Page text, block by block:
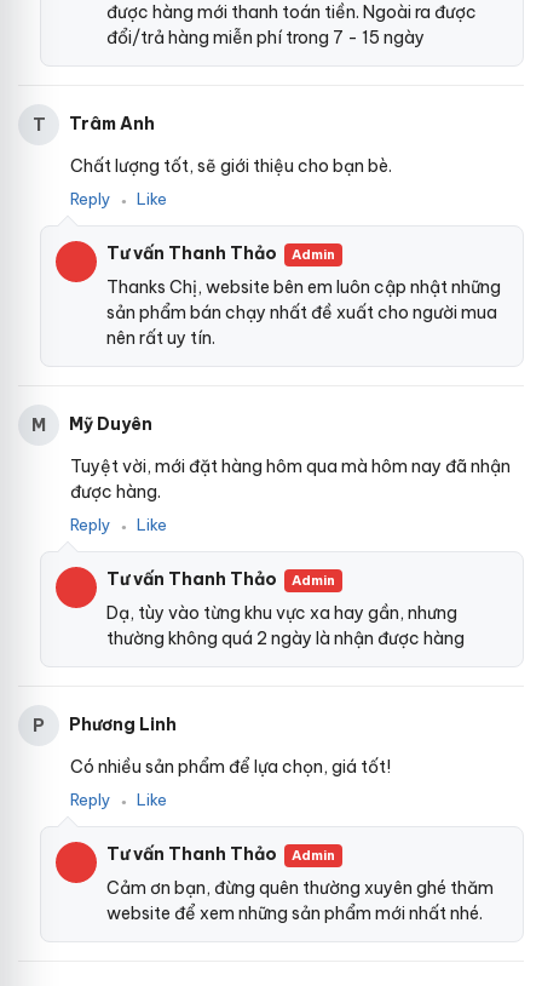
được hàng mới thanh toán tiền. Ngoài ra được
đổi/trả hàng miễn phí trong 7 - 15 ngày
T
Trâm Anh
Chất lượng tốt, sẽ giới thiệu cho bạn bè.
Reply ● Like
Tư vấn Thanh Thảo Admin
Thanks Chị, website bên em luôn cập nhật những
sản phẩm bán chạy nhất đề xuất cho người mua
nên rất uy tín.
M
Mỹ Duyên
Tuyệt vời, mới đặt hàng hôm qua mà hôm nay đã nhận
được hàng.
Reply ● Like
Tư vấn Thanh Thảo Admin
Dạ, tùy vào từng khu vực xa hay gần, nhưng
thường không quá 2 ngày là nhận được hàng
P
Phương Linh
Có nhiều sản phẩm để lựa chọn, giá tốt!
Reply ● Like
Tư vấn Thanh Thảo Admin
Cảm ơn bạn, đừng quên thường xuyên ghé thăm
website để xem những sản phẩm mới nhất nhé.